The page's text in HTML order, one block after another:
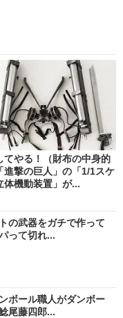
てやる！（財布の中身的
進撃の巨人」の「1/1スケ
体機動装置」が...
の武器をガチで作って
って切れ...
ボール職人がダンボー
尾藤四郎...